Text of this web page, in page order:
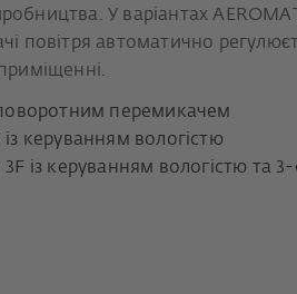
У варіантах
повітря автоматично
перемикачем
керуванням вологістю
із керуванням вологістю та